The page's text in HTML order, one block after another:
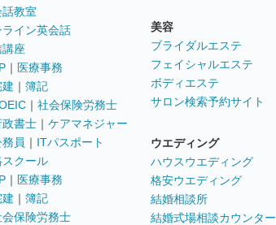
教室
ライン英会話
座
｜ 医療事務
｜ 簿記
｜ 社会保険労務士
政書士 ｜ ケアマネジャー
員 ｜ ITパスポート
スクール
｜ 医療事務
｜ 簿記
会保険労務士
美容
ブライダルエステ
フェイシャルエステ
ボディエステ
サロン検索予約サイト
ウエディング
ハウスウエディング
格安ウエディング
結婚相談所
結婚式場相談カウンター